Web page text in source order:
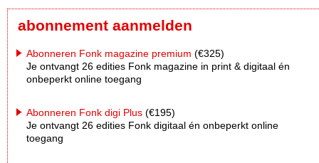
abonnement aanmelden
Abonneren Fonk magazine premium (€325)
Je ontvangt 26 edities Fonk magazine in print & digitaal én
onbeperkt online toegang
Abonneren Fonk digi Plus (€195)
Je ontvangt 26 edities Fonk digitaal én onbeperkt online
toegang